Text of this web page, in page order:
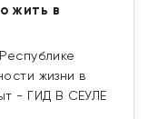
жить в
жизни в
- ГИД В СЕУЛЕ